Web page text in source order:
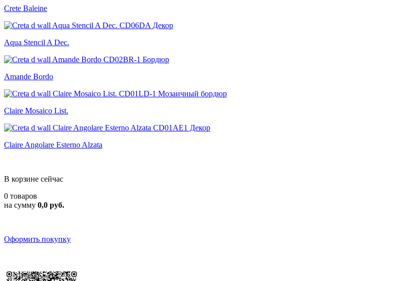
Crete Baleine
Aqua Stencil A Dec.
Amande Bordo
Claire Mosaico List.
Claire Angolare Esterno Alzata
В корзине сейчас
0 товаров
на сумму 0,0 руб.
Оформить покупку